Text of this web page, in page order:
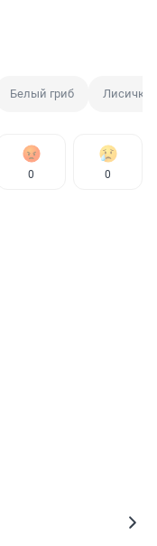
Белый гриб Лисички
0 0